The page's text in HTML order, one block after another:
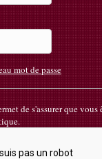
mot de passe
de s'assurer que